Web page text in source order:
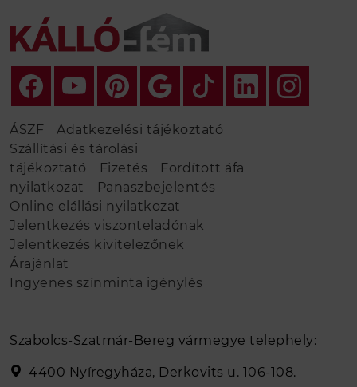
ÁSZF
Adatkezelési tájékoztató
Szállítási és tárolási
tájékoztató
Fizetés
Fordított áfa
nyilatkozat
Panaszbejelentés
Online elállási nyilatkozat
Jelentkezés viszonteladónak
Jelentkezés kivitelezőnek
Árajánlat
Ingyenes színminta igénylés
Szabolcs-Szatmár-Bereg vármegye telephely:
4400 Nyíregyháza, Derkovits u. 106-108.